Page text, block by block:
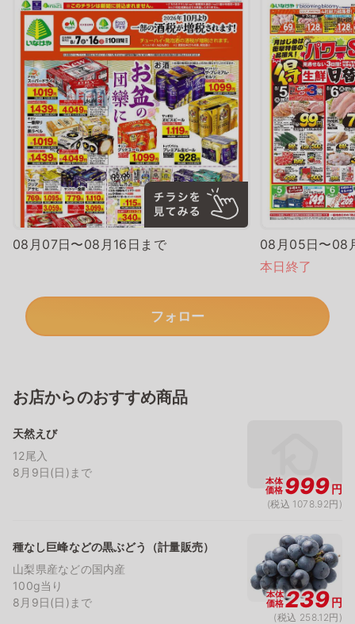
08月07日〜08月16日まで
08月05日〜08
本日終了
フォロー
お店からのおすすめ商品
天然えび
12尾入
8月9日(日)まで
本体
価格 999円
(税込 1078.92円)
種なし巨峰などの黒ぶどう（計量販売）
山梨県産などの国内産
100g当り
8月9日(日)まで
本体
価格239円
(税込 258.12円)